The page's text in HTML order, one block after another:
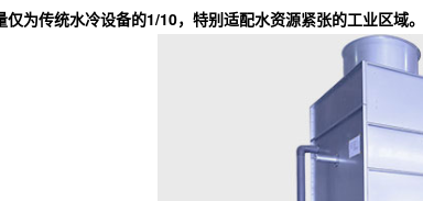
为传统水冷设备的1/10，特别适配水资源紧张的工业区域。